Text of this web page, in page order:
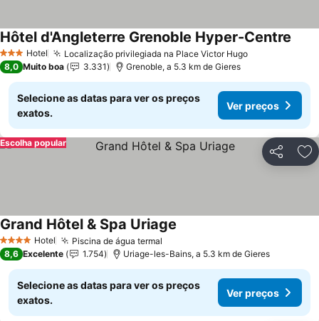
3 EstrelasHotel Localização privilegiada na Place Victor Hugo
Hôtel d'Angleterre Grenoble Hyper-Centre
8,0 Muito boa 3.331 Grenoble, a 5.3 km de Gieres
Selecione as datas para ver os preços
exatos.
Ver preços
Partilhar
Escolha popular
4 EstrelasHotel Piscina de água termal
Grand Hôtel & Spa Uriage
8,6 Excelente 1.754 Uriage-les-Bains, a 5.3 km de Gieres
Selecione as datas para ver os preços
exatos.
Ver preços